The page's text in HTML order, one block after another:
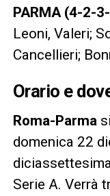
PARMA (4-2-
Leoni, Valeri;
Cancellieri;
Orario e
Roma-Parma
domenica 22
Serie A. Verrà